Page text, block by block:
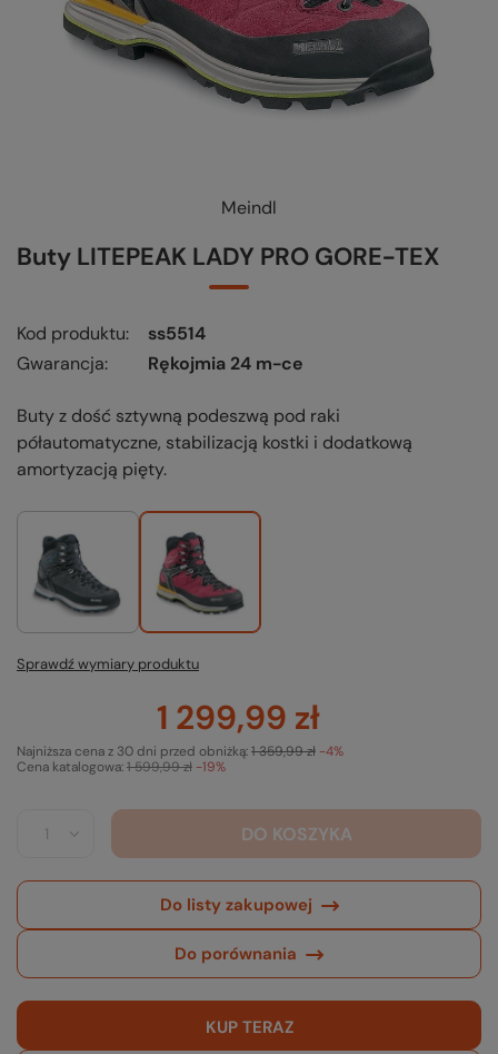
Meindl
Buty LITEPEAK LADY PRO GORE-TEX
Kod produktu
ss5514
Gwarancja
Rękojmia 24 m-ce
Buty z dość sztywną podeszwą pod raki
półautomatyczne, stabilizacją kostki i dodatkową
amortyzacją pięty.
Sprawdź wymiary produktu
1 299,99 zł
Cena katalogowa:1 599,99 zł -19%
Najniższa cena z 30 dni przed obniżką:1 359,99 zł -4%
DO KOSZYKA
Do listy zakupowej
Do porównania
KUP TERAZ